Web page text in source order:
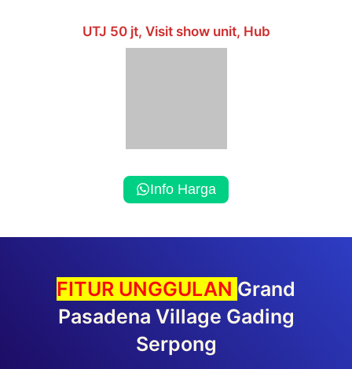
UTJ 50 jt, Visit show unit, Hub
Pasadena VillageGading
Serpong